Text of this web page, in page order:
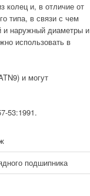
колец и, в отличие от
типа, в связи с чем
и наружный диаметры и
использовать в
и могут
53:1991.